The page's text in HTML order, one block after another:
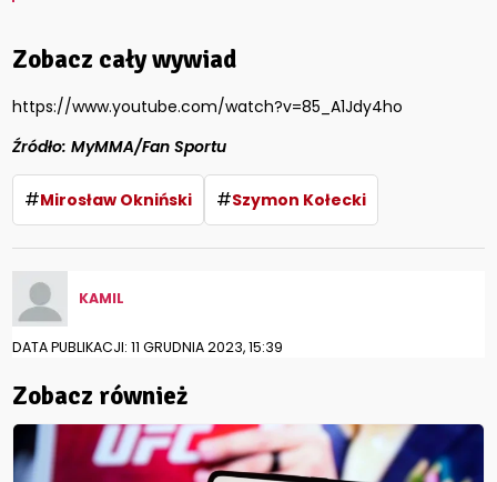
Zobacz cały wywiad
https://www.youtube.com/watch?v=85_A1Jdy4ho
Źródło: MyMMA/Fan Sportu
#Mirosław Okniński #Szymon Kołecki
KAMIL
DATA PUBLIKACJI: 11 GRUDNIA 2023, 15:39
Zobacz również